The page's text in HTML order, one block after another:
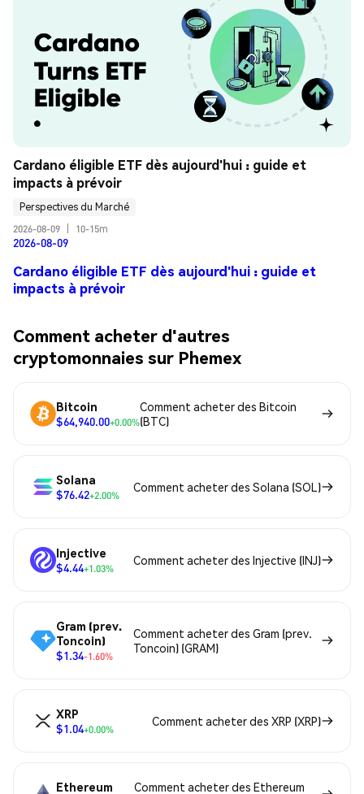
Cardano éligible ETF dès aujourd'hui : guide et
impacts à prévoir
Perspectives du Marché
2026-08-09
10-15m
2026-08-09
Cardano éligible ETF dès aujourd'hui : guide et
impacts à prévoir
Comment acheter d'autres
cryptomonnaies sur Phemex
Bitcoin
$64,940.00+0.00%
Comment acheter des Bitcoin
(BTC)
Solana
$76.42+2.00%
Comment acheter des Solana (SOL)
Injective
$4.44+1.03%
Comment acheter des Injective (INJ)
Gram (prev.
Toncoin)
$1.34-1.60%
Comment acheter des Gram (prev.
Toncoin) (GRAM)
XRP
$1.04+0.00%
Comment acheter des XRP (XRP)
Ethereum Comment acheter des Ethereum